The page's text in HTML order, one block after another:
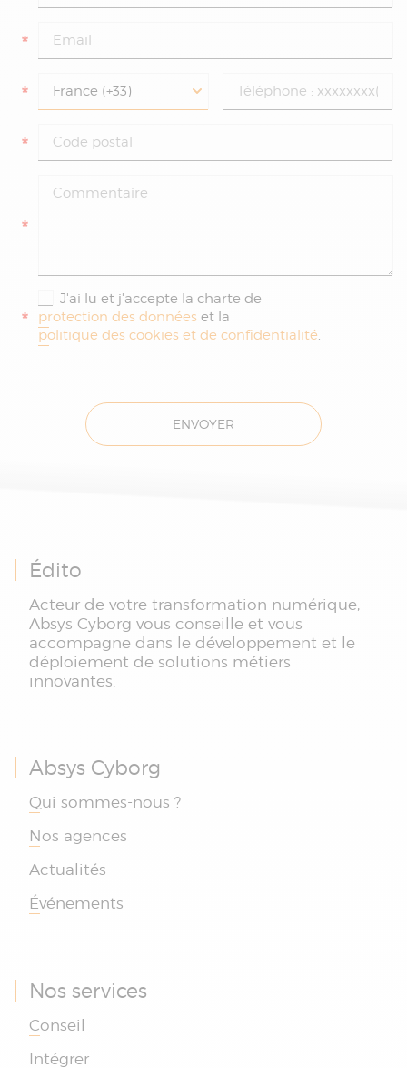
*
*
*
*
*
J'ai lu et j'accepte la charte de
protection des données et la
politique des cookies et de confidentialité.
ENVOYER
Édito
Acteur de votre transformation numérique,
Absys Cyborg vous conseille et vous
accompagne dans le développement et le
déploiement de solutions métiers
innovantes.
Absys Cyborg
Qui sommes-nous ?
Nos agences
Actualités
Événements
Nos services
Conseil
Intégrer